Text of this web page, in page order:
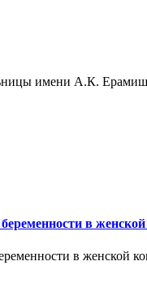
имени А.К.
в
в женской